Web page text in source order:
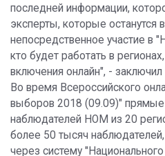
последней информации,
эксперты, которые останутся
непосредственное участие в
кто будет работать в
включения онлайн", -
Во время Всероссийского
выборов 2018 (09.09)"
наблюдателей НОМ из 20
более 50 тысяч
через систему